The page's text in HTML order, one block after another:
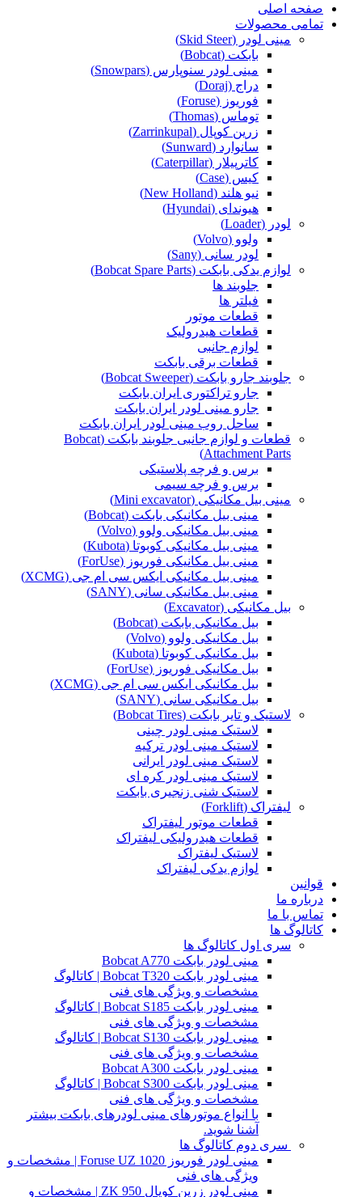
صفحه اصلی
تمامی محصولات
مینی لودر (Skid Steer)
بابکت (Bobcat)
مینی لودر سنوپارس (Snowpars)
دراج (Doraj)
فوریوز (Foruse)
توماس (Thomas)
زرین کوپال (Zarrinkupal)
سانوارد (Sunward)
کاترپیلار (Caterpillar)
کیس (Case)
نیو هلند (New Holland)
هیوندای (Hyundai)
لودر (Loader)
ولوو (Volvo)
لودر سانی (Sany)
لوازم یدکی بابکت (Bobcat Spare Parts)
جلوبند ها
فیلتر ها
قطعات موتور
قطعات هیدرولیک
لوازم جانبی
قطعات برقی بابکت
جلوبند جارو بابکت (Bobcat Sweeper)
جارو تراکتوری ایران بابکت
جارو مینی لودر ایران بابکت
ساحل روب مینی لودر ایران بابکت
قطعات و لوازم جانبی جلوبند بابکت (Bobcat
Attachment Parts)
برس و فرچه پلاستیکی
برس و فرچه سیمی
مینی بیل مکانیکی (Mini excavator)
مینی بیل مکانیکی بابکت (Bobcat)
مینی بیل مکانیکی ولوو (Volvo)
مینی بیل مکانیکی کوبوتا (Kubota)
مینی بیل مکانیکی فوریوز (ForUse)
مینی بیل مکانیکی ایکس سی ام جی (XCMG)
مینی بیل مکانیکی سانی (SANY)
بیل مکانیکی (Excavator)
بیل مکانیکی بابکت (Bobcat)
بیل مکانیکی ولوو (Volvo)
بیل مکانیکی کوبوتا (Kubota)
بیل مکانیکی فوریوز (ForUse)
بیل مکانیکی ایکس سی ام جی (XCMG)
بیل مکانیکی سانی (SANY)
لاستیک و تایر بابکت (Bobcat Tires)
لاستیک مینی لودر چینی
لاستیک مینی لودر ترکیه
لاستیک مینی لودر ایرانی
لاستیک مینی لودر کره ای
لاستیک شنی زنجیری بابکت
لیفتراک (Forklift)
قطعات موتور لیفتراک
قطعات هیدرولیکی لیفتراک
لاستیک لیفتراک
لوازم یدکی لیفتراک
قوانین
درباره ما
تماس با ما
کاتالوگ ها
سری اول کاتالوگ ها
مینی لودر بابکت Bobcat A770
مینی لودر بابکت Bobcat T320 | کاتالوگ
مشخصات و ویژگی های فنی
مینی لودر بابکت Bobcat S185 | کاتالوگ
مشخصات و ویژگی های فنی
مینی لودر بابکت Bobcat S130 | کاتالوگ
مشخصات و ویژگی های فنی
مینی لودر بابکت Bobcat A300
مینی لودر بابکت Bobcat S300 | کاتالوگ
مشخصات و ویژگی های فنی
با انواع موتورهای مینی لودرهای بابکت بیشتر
آشنا شوید.
سری دوم کاتالوگ ها
مینی لودر فوریوز Foruse UZ 1020 | مشخصات و
ویژگی های فنی
مینی لودر زرین کوپال ZK 950 | مشخصات و